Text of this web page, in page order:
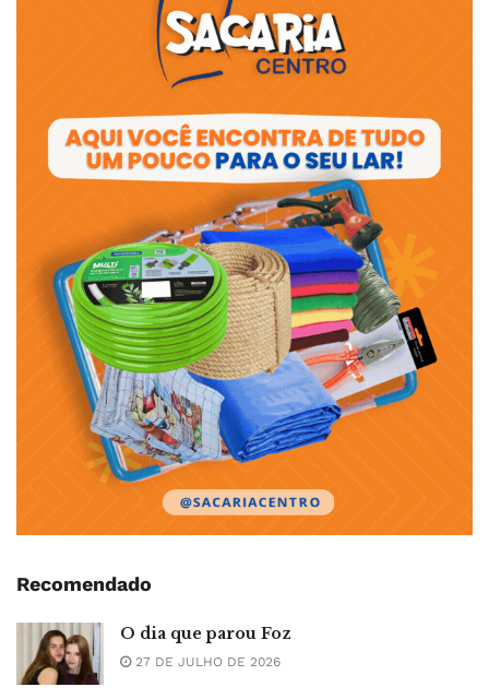
Recomendado
O dia que parou Foz
27 DE JULHO DE 2026